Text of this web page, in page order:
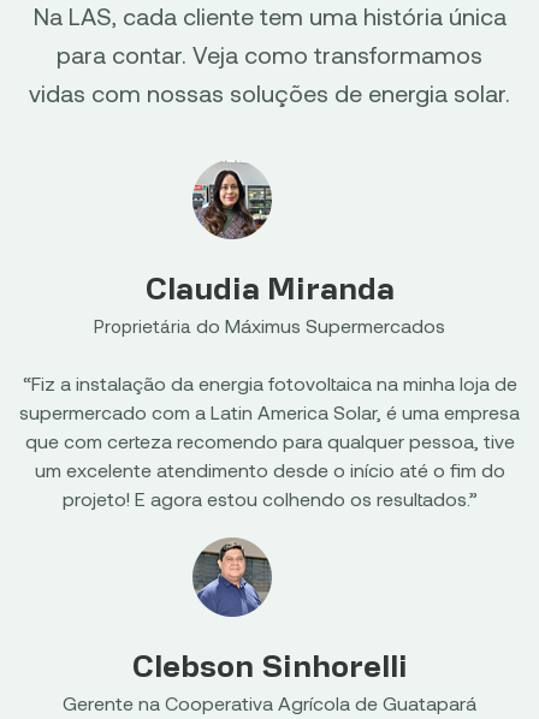
Na LAS, cada cliente tem uma história única
para contar. Veja como transformamos
vidas com nossas soluções de energia solar.
Claudia Miranda
Proprietária do Máximus Supermercados
“Fiz a instalação da energia fotovoltaica na minha loja de
supermercado com a Latin America Solar, é uma empresa
que com certeza recomendo para qualquer pessoa, tive
um excelente atendimento desde o início até o fim do
projeto! E agora estou colhendo os resultados.”
Clebson Sinhorelli
Gerente na Cooperativa Agrícola de Guatapará